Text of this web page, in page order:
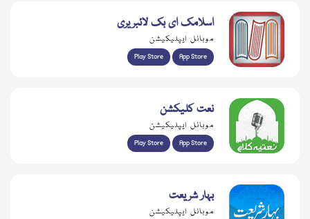
اسلامک ای بک لائبریری
موبائل ایپلیکیشن
Play Store App Store
نعت کلیکشن
موبائل ایپلیکیشن
Play Store App Store
بہار شریعت
موبائل ایپلیکیشن